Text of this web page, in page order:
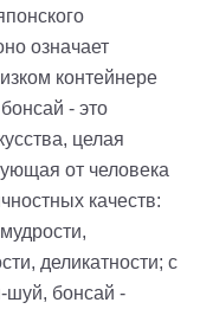
означает
контейнере
- это
целая
от человека
качеств:
деликатности; с
шуй, бонсай -